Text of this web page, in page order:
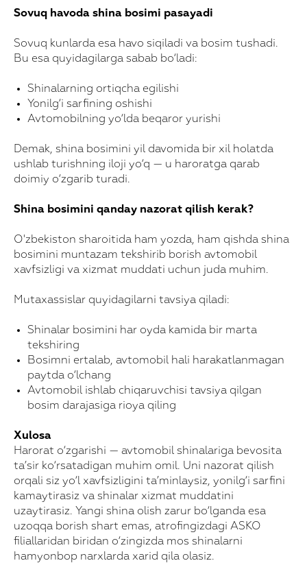
Sovuq havoda shina bosimi pasayadi
Sovuq kunlarda esa havo siqiladi va bosim tushadi.
Bu esa quyidagilarga sabab bo‘ladi:
Shinalarning ortiqcha egilishi
Yonilg‘i sarfining oshishi
Avtomobilning yo‘lda beqaror yurishi
Demak, shina bosimini yil davomida bir xil holatda
ushlab turishning iloji yo‘q — u haroratga qarab
doimiy o‘zgarib turadi.
Shina bosimini qanday nazorat qilish kerak?
O'zbekiston sharoitida ham yozda, ham qishda shina
bosimini muntazam tekshirib borish avtomobil
xavfsizligi va xizmat muddati uchun juda muhim.
Mutaxassislar quyidagilarni tavsiya qiladi:
Shinalar bosimini har oyda kamida bir marta
tekshiring
Bosimni ertalab, avtomobil hali harakatlanmagan
paytda o‘lchang
Avtomobil ishlab chiqaruvchisi tavsiya qilgan
bosim darajasiga rioya qiling
Xulosa
Harorat o‘zgarishi — avtomobil shinalariga bevosita
ta’sir ko‘rsatadigan muhim omil. Uni nazorat qilish
orqali siz yo‘l xavfsizligini ta’minlaysiz, yonilg‘i sarfini
kamaytirasiz va shinalar xizmat muddatini
uzaytirasiz. Yangi shina olish zarur bo‘lganda esa
uzoqqa borish shart emas, atrofingizdagi ASKO
filiallaridan biridan o‘zingizda mos shinalarni
hamyonbop narxlarda xarid qila olasiz.